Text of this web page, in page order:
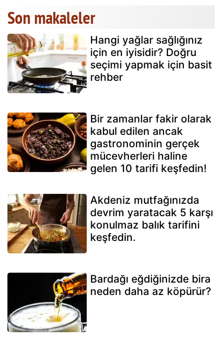
Son makaleler
Hangi yağlar sağlığınız
için en iyisidir? Doğru
seçimi yapmak için basit
rehber
Bir zamanlar fakir olarak
kabul edilen ancak
gastronominin gerçek
mücevherleri haline
gelen 10 tarifi keşfedin!
Akdeniz mutfağınızda
devrim yaratacak 5 karşı
konulmaz balık tarifini
keşfedin.
Bardağı eğdiğinizde bira
neden daha az köpürür?